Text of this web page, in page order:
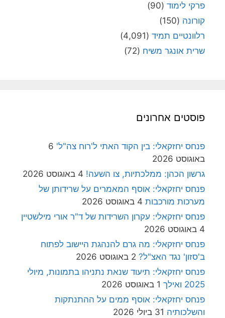
פרקי לימוד (90)
קורונה (150)
רלוונטיים תמיד (4,091)
שרית אונגר משיח (72)
פוסטים אחרונים
פנחס יחזקאלי: בין הקוד האתי ל'רוח צה"ל' 6
באוגוסט 2026
גרשון הכהן: ממלכתיות, צו השעה! 4 באוגוסט 2026
פנחס יחזקאלי: אוסף המאמרים על שרידותן של
מערכות מורכבות 4 באוגוסט 2026
פנחס יחזקאלי: עקרון השרידות של ד"ר אורי מילשטיין
4 באוגוסט 2026
פנחס יחזקאלי: מה גרם להנהגת היישוב לפתוח
ב'סזון' נגד האצ"ל? 2 באוגוסט 2026
פנחס יחזקאלי: תיעוד שנאת נתניהו בתמונות, מיולי
2025 ואילך
1 באוגוסט 2026
פנחס יחזקאלי: אוסף ממים על ההתנתקות
והשלכותיה 31 ביולי 2026